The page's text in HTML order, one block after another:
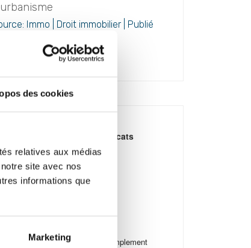
des cookies
relatives aux médias
site avec nos
informations que
Marketing
Immo | Droit immobilier Publié
2021-02-24
Cabinet Schaeffer Avocats
Paris
4.1
Basé sur 105 avis
Ali YOUSAF
Tout simplement